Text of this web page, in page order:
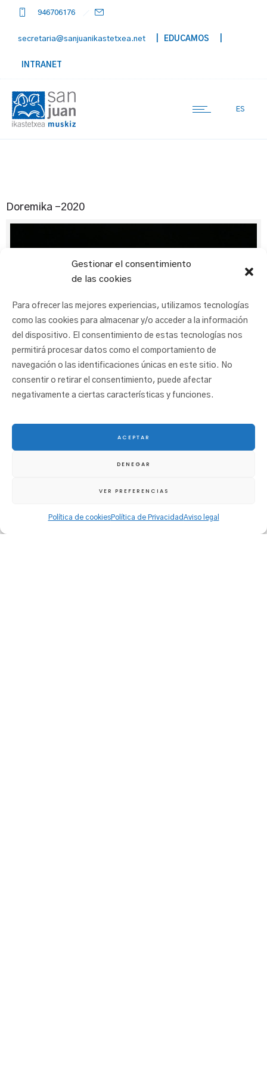
Gestionar el consentimiento
de las cookies
Para ofrecer las mejores experiencias, utilizamos tecnologías
como las cookies para almacenar y/o acceder a la información
del dispositivo. El consentimiento de estas tecnologías nos
permitirá procesar datos como el comportamiento de
navegación o las identificaciones únicas en este sitio. No
consentir o retirar el consentimiento, puede afectar
negativamente a ciertas características y funciones.
ACEPTAR
DENEGAR
VER PREFERENCIAS
Política de cookiesPolítica de PrivacidadAviso legal
946706176
secretaria@sanjuanikastetxea.net | EDUCAMOS
INTRANET
ES
Doremika -2020
DOREMIKA de La Orquesta Sinfónica de Acordeones de Bilbao.
En este espectáculo, los peques descubren algunos de los
además de vivir la emoción de asistir a un espectáculo en directo.
FOTOS